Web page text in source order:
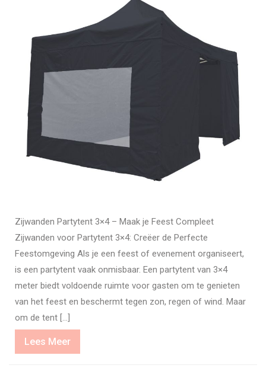
Zijwanden Partytent 3×4 – Maak je Feest Compleet
Zijwanden voor Partytent 3×4: Creëer de Perfecte
Feestomgeving Als je een feest of evenement organiseert,
is een partytent vaak onmisbaar. Een partytent van 3×4
meter biedt voldoende ruimte voor gasten om te genieten
van het feest en beschermt tegen zon, regen of wind. Maar
om de tent […]
Lees MeerLees
Meer